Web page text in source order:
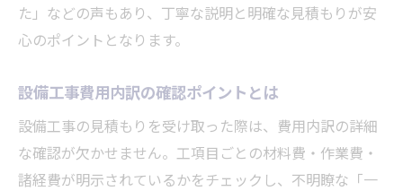
た」などの声もあり、丁寧な説明と明確な見積もりが安
心のポイントとなります。
設備工事費用内訳の確認ポイントとは
設備工事の見積もりを受け取った際は、費用内訳の詳細
な確認が欠かせません。工項目ごとの材料費・作業費・
諸経費が明示されているかをチェックし、不明瞭な「一